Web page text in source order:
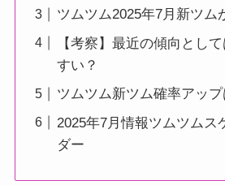
ツムツム2025年7月新ツム
【考察】最近の傾向とし
すい？
ツムツム新ツム確率アップ
2025年7月情報ツムツムス
ダー